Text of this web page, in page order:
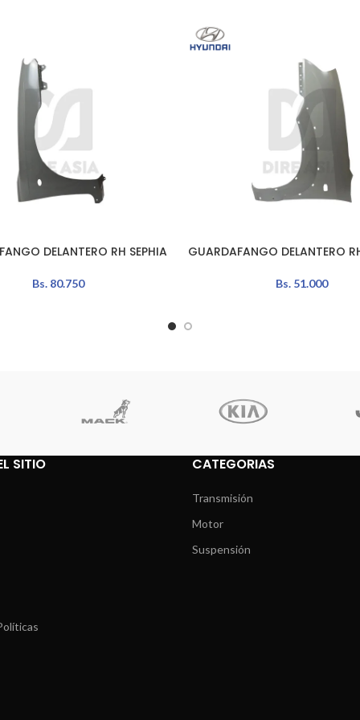
DELANTERO RH SEPHIA
Bs. 80.750
AÑADIR AL CARRITO
GUARDAFANGO DELANTERO
Bs. 51.000
SITIO CATEGORIAS
Transmisión
Motor
Suspensión